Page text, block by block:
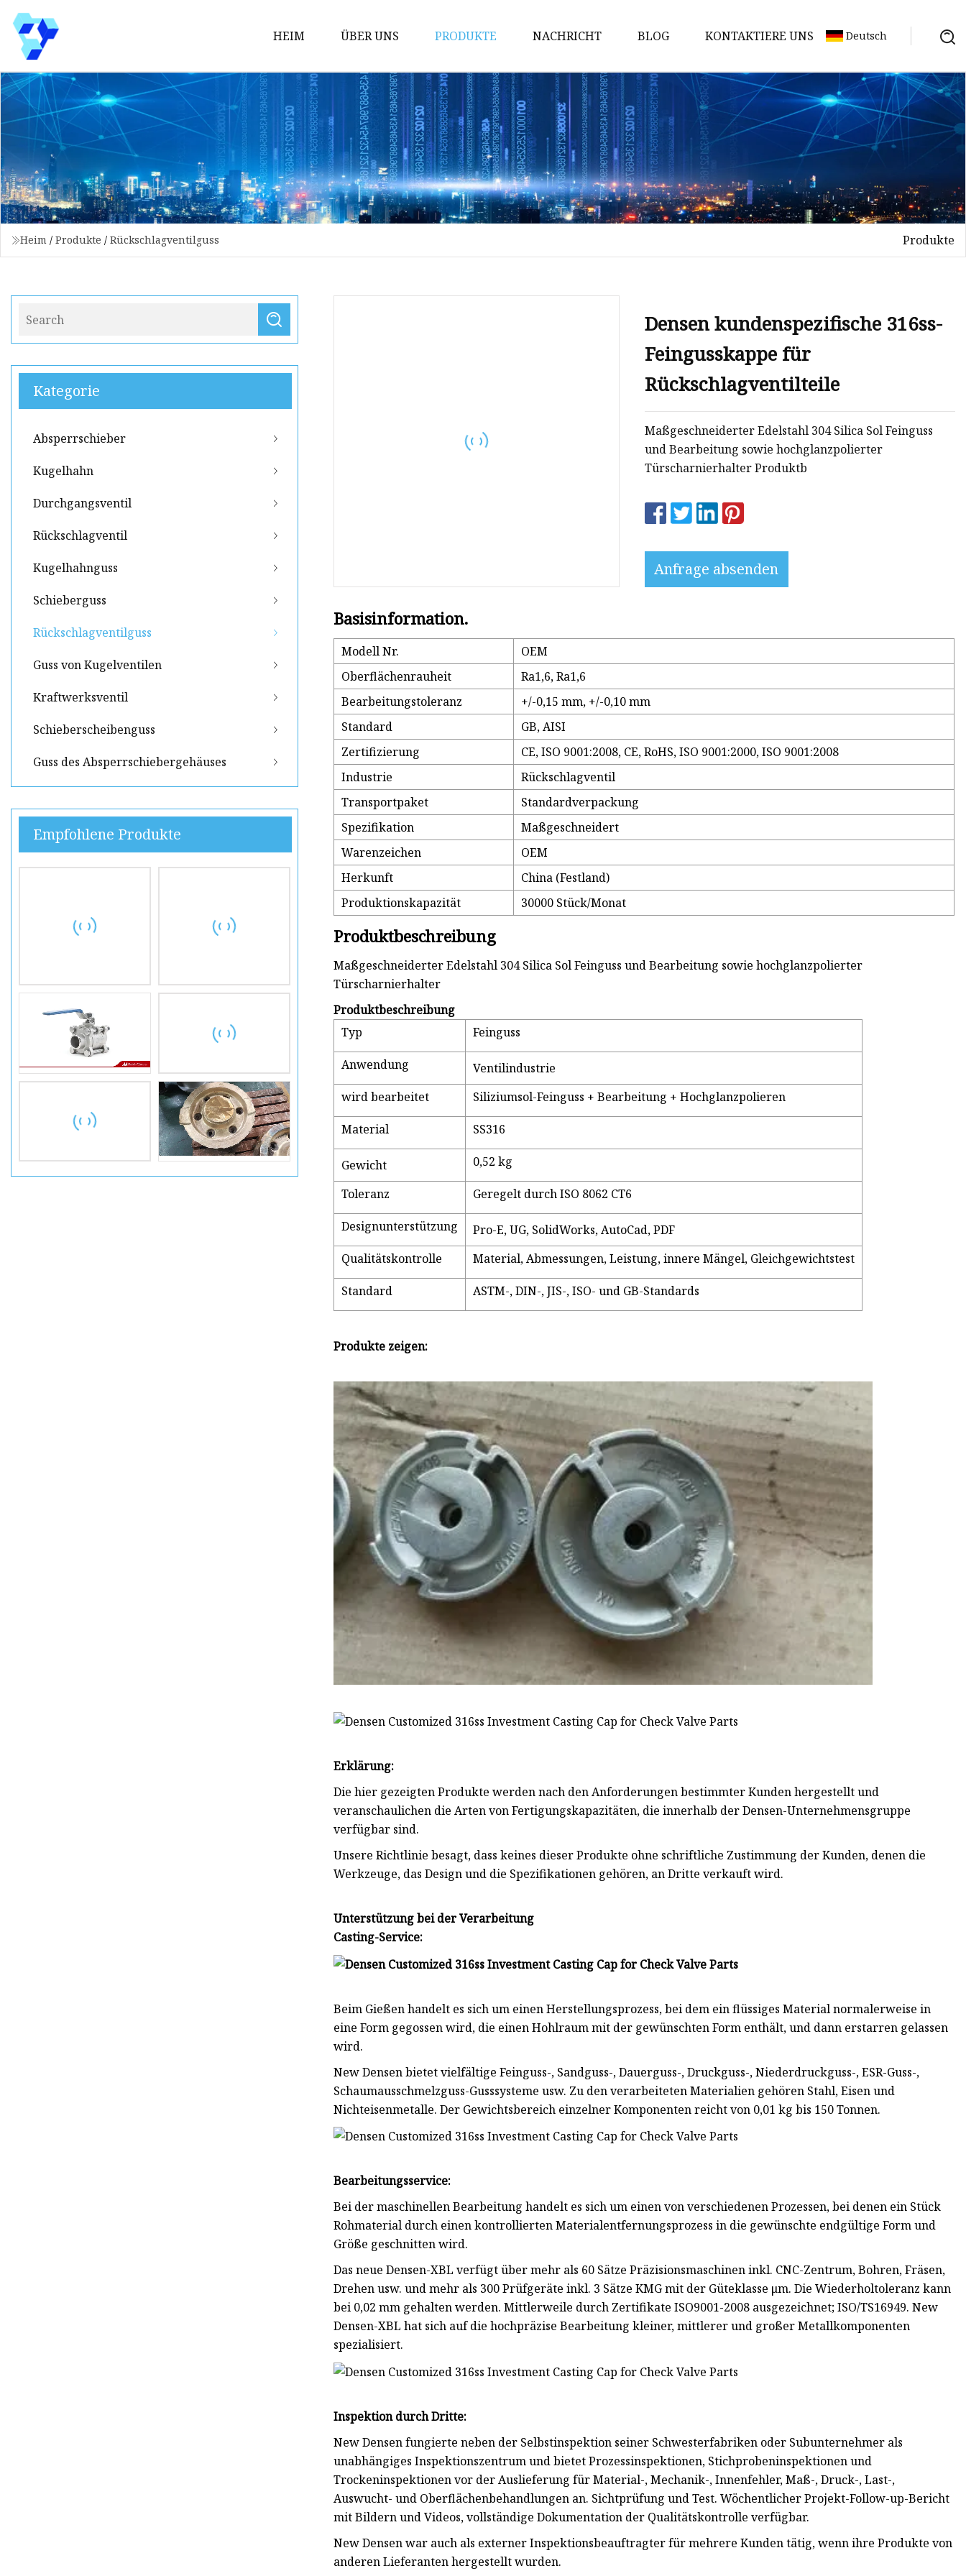
HEIM ÜBER UNS PRODUKTE
Absperrschieber
Kugelhahn
Durchgangsventil
Rückschlagventil
Kugelhahnguss
Schieberguss
Kraftwerksventil
NACHRICHT BLOG KONTAKTIERE UNS Deutsch
Heim / Produkte / Rückschlagventilguss Produkte
Kategorie
Absperrschieber
Kugelhahn
Durchgangsventil
Rückschlagventil
Kugelhahnguss
Schieberguss
Rückschlagventilguss
Guss von Kugelventilen
Kraftwerksventil
Schieberscheibenguss
Guss des Absperrschiebergehäuses
Empfohlene Produkte
Densen kundenspezifische 316ss-
Feingusskappe für
Rückschlagventilteile
Maßgeschneiderter Edelstahl 304 Silica Sol Feinguss
und Bearbeitung sowie hochglanzpolierter
Türscharnierhalter Produktb
Anfrage absenden
Basisinformation.
Modell Nr.
OEM
Oberflächenrauheit
Ra1,6, Ra1,6
Bearbeitungstoleranz
+/-0,15 mm, +/-0,10 mm
Standard
GB, AISI
Zertifizierung
CE, ISO 9001:2008, CE, RoHS, ISO 9001:2000, ISO 9001:2008
Industrie
Rückschlagventil
Transportpaket
Standardverpackung
Spezifikation
Maßgeschneidert
Warenzeichen
OEM
Herkunft
China (Festland)
Produktionskapazität
30000 Stück/Monat
Produktbeschreibung
Maßgeschneiderter Edelstahl 304 Silica Sol Feinguss und Bearbeitung sowie hochglanzpolierter
Türscharnierhalter
Produktbeschreibung
Typ
Feinguss
Anwendung
Ventilindustrie
wird bearbeitet
Siliziumsol-Feinguss + Bearbeitung + Hochglanzpolieren
Material SS316
Gewicht 0,52 kg
Toleranz Geregelt durch ISO 8062 CT6
Designunterstützung
Pro-E, UG, SolidWorks, AutoCad, PDF
Qualitätskontrolle
Material, Abmessungen, Leistung, innere Mängel, Gleichgewichtstest
Standard ASTM-, DIN-, JIS-, ISO- und GB-Standards
Produkte zeigen:
Erklärung:
Die hier gezeigten Produkte werden nach den Anforderungen bestimmter Kunden hergestellt und
veranschaulichen die Arten von Fertigungskapazitäten, die innerhalb der Densen-Unternehmensgruppe
verfügbar sind.
Unsere Richtlinie besagt, dass keines dieser Produkte ohne schriftliche Zustimmung der Kunden, denen die
Werkzeuge, das Design und die Spezifikationen gehören, an Dritte verkauft wird.
Unterstützung bei der Verarbeitung
Casting-Service:
Beim Gießen handelt es sich um einen Herstellungsprozess, bei dem ein flüssiges Material normalerweise in
eine Form gegossen wird, die einen Hohlraum mit der gewünschten Form enthält, und dann erstarren gelassen
wird.
New Densen bietet vielfältige Feinguss-, Sandguss-, Dauerguss-, Druckguss-, Niederdruckguss-, ESR-Guss-,
Schaumausschmelzguss-Gusssysteme usw. Zu den verarbeiteten Materialien gehören Stahl, Eisen und
Nichteisenmetalle. Der Gewichtsbereich einzelner Komponenten reicht von 0,01 kg bis 150 Tonnen.
Bearbeitungsservice:
Bei der maschinellen Bearbeitung handelt es sich um einen von verschiedenen Prozessen, bei denen ein Stück
Rohmaterial durch einen kontrollierten Materialentfernungsprozess in die gewünschte endgültige Form und
Größe geschnitten wird.
Das neue Densen-XBL verfügt über mehr als 60 Sätze Präzisionsmaschinen inkl. CNC-Zentrum, Bohren, Fräsen,
Drehen usw. und mehr als 300 Prüfgeräte inkl. 3 Sätze KMG mit der Güteklasse μm. Die Wiederholtoleranz kann
bei 0,02 mm gehalten werden. Mittlerweile durch Zertifikate ISO9001-2008 ausgezeichnet; ISO/TS16949. New
Densen-XBL hat sich auf die hochpräzise Bearbeitung kleiner, mittlerer und großer Metallkomponenten
spezialisiert.
Inspektion durch Dritte:
New Densen fungierte neben der Selbstinspektion seiner Schwesterfabriken oder Subunternehmer als
unabhängiges Inspektionszentrum und bietet Prozessinspektionen, Stichprobeninspektionen und
Trockeninspektionen vor der Auslieferung für Material-, Mechanik-, Innenfehler, Maß-, Druck-, Last-,
Auswucht- und Oberflächenbehandlungen an. Sichtprüfung und Test. Wöchentlicher Projekt-Follow-up-Bericht
mit Bildern und Videos, vollständige Dokumentation der Qualitätskontrolle verfügbar.
New Densen war auch als externer Inspektionsbeauftragter für mehrere Kunden tätig, wenn ihre Produkte von
anderen Lieferanten hergestellt wurden.